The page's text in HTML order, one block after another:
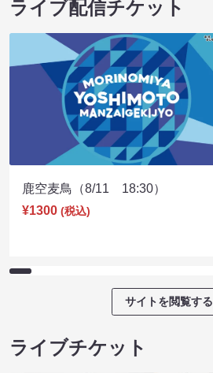
ライブ配信チケット
鹿空麦鳥（8/11 18:30）
¥1300 (税込)
サイトを閲覧する
ライブチケット